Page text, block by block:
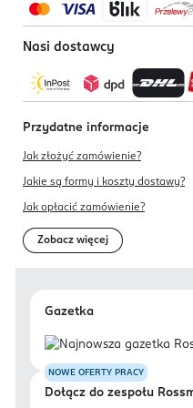
91-341 Łódź
Kod EAN
5 902101 519298
Nasi dostawcy
Przydatne informacje
Jak złożyć zamówienie?
Jakie są formy i koszty dostawy?
Jak opłacić zamówienie?
Zobacz więcej
Gazetka
NOWE OFERTY PRACY
Dołącz do zespołu